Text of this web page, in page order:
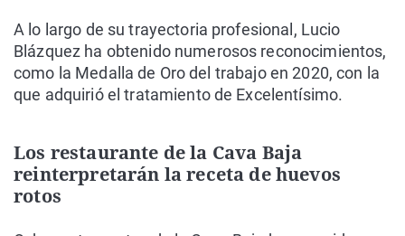
A lo largo de su trayectoria profesional, Lucio
Blázquez ha obtenido numerosos reconocimientos,
como la Medalla de Oro del trabajo en 2020, con la
que adquirió el tratamiento de Excelentísimo.
Los restaurante de la Cava Baja
reinterpretarán la receta de huevos
rotos